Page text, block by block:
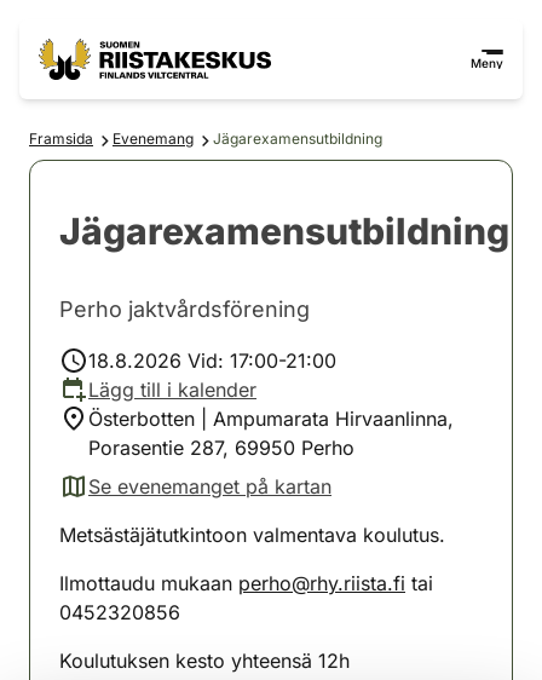
Meny
Framsida Evenemang Jägarexamensutbildning
Jägarexamensutbildning
Perho jaktvårdsförening
18.8.2026 Vid: 17:00-21:00
Lägg till i kalender
Österbotten | Ampumarata Hirvaanlinna,
Porasentie 287, 69950 Perho
Se evenemanget på kartan
(avautuu uuteen välilehteen)
Metsästäjätutkintoon valmentava koulutus.
Ilmottaudu mukaan perho@rhy.riista.fi tai
0452320856
Koulutuksen kesto yhteensä 12h